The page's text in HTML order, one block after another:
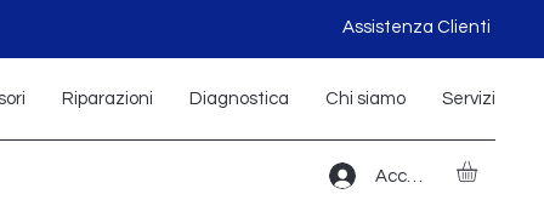
Assistenza Clienti
Riparazioni Diagnostica Chi siamo Servizi
Accedi